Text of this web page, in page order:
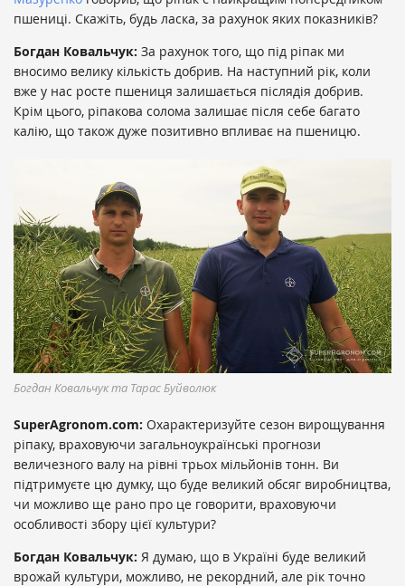
пшениці. Скажіть, будь ласка, за рахунок яких показників?
Богдан Ковальчук: За рахунок того, що під ріпак ми
вносимо велику кількість добрив. На наступний рік, коли
вже у нас росте пшениця залишається післядія добрив.
Крім цього, ріпакова солома залишає після себе багато
калію, що також дуже позитивно впливає на пшеницю.
Богдан Ковальчук та Тарас Буйволюк
SuperAgronom.com: Охарактеризуйте сезон вирощування
ріпаку, враховуючи загальноукраїнські прогнози
величезного валу на рівні трьох мільйонів тонн. Ви
підтримуєте цю думку, що буде великий обсяг виробництва,
чи можливо ще рано про це говорити, враховуючи
особливості збору цієї культури?
Богдан Ковальчук: Я думаю, що в Україні буде великий
врожай культури, можливо, не рекордний, але рік точно